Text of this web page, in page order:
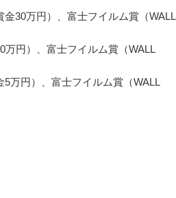
30万円）、富士フイルム賞（WALL
円）、富士フイルム賞（WALL
万円）、富士フイルム賞（WALL